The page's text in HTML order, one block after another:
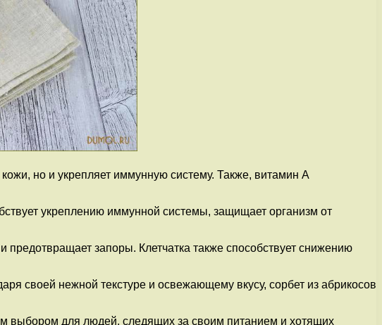
но и укрепляет иммунную систему. Также, витамин А
укреплению иммунной системы, защищает организм от
предотвращает запоры. Клетчатка также способствует снижению
своей нежной текстуре и освежающему вкусу, сорбет из абрикосов
выбором для людей, следящих за своим питанием и хотящих